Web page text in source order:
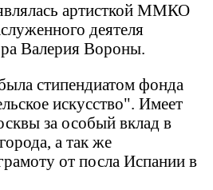
артисткой ММКО
деятеля
Валерия Вороны.
стипендиатом фонда
искусство". Имеет
за особый вклад в
а так же
от посла Испании в